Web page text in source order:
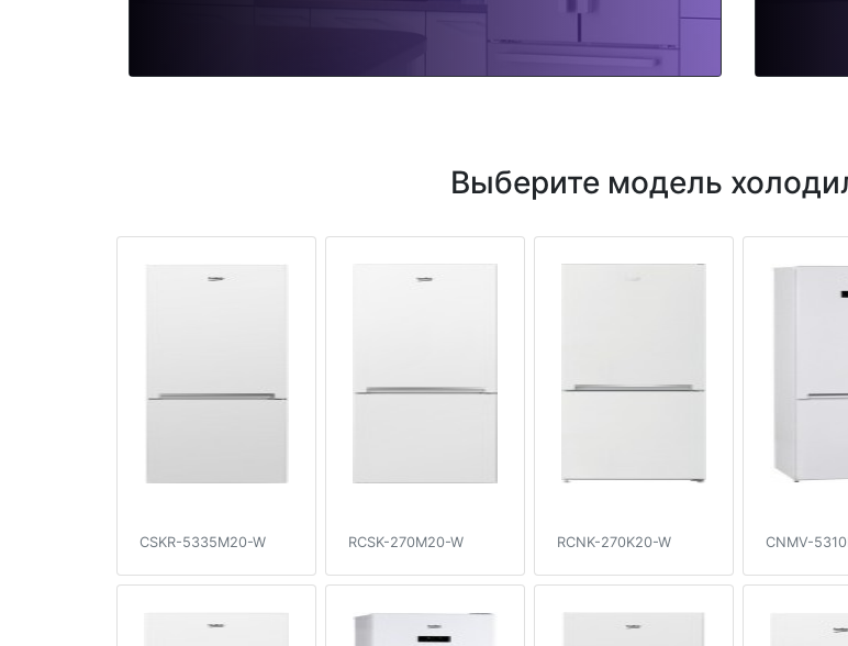
Выберите модель
CSKR-5335M20-W RCSK-270M20-W RCNK-270K20-W CNMV-